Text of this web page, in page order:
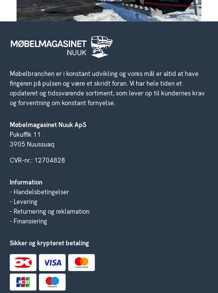
Møbelbranchen er i konstant udvikling og vores mål er altid at have
fingeren på pulsen og være et skridt foran. Vi har hele tiden et
opdateret og tidssvarende sortiment, som lever op til kundernes krav
og forventning om konstant fornyelse.
Møbelmagasinet Nuuk ApS
Pukuffik 11
3905 Nuussuaq
CVR-nr.: 12704828
Information
Handelsbetingelser
Levering
Returnering og reklamation
Finansiering
Sikker og krypteret betaling